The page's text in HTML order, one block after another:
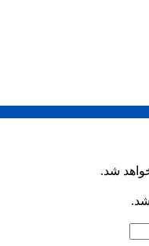
شد.